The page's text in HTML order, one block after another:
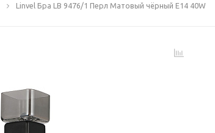
Linvel Бра LB 9476/1 Перл Матовый чёрный Е14 40W